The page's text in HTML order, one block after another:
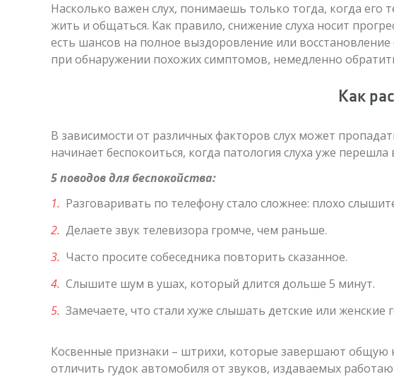
Насколько важен слух, понимаешь только тогда, когда его
жить и общаться. Как правило, снижение слуха носит
есть шансов на полное выздоровление или
при обнаружении похожих симптомов, немедленно
Как
В зависимости от различных факторов слух может
начинает беспокоиться, когда патология слуха уже
5 поводов для беспокойства:
Разговаривать по телефону стало сложнее: плохо
Делаете звук телевизора громче, чем раньше.
Часто просите собеседника повторить сказанное.
Слышите шум в ушах, который длится дольше 5 минут.
Замечаете, что стали хуже слышать детские или женские
Косвенные признаки – штрихи, которые завершают общую
отличить гудок автомобиля от звуков, издаваемых